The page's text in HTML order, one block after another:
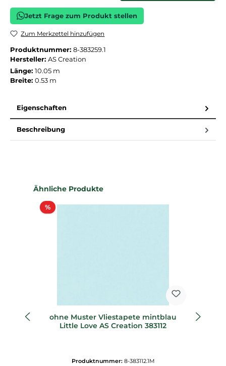
Jetzt Frage zum Produkt stellen
Zum Merkzettel hinzufügen
Produktnummer: 8-383259.1
Hersteller: AS Creation
Länge: 10.05 m
Breite: 0.53 m
Eigenschaften
Beschreibung
Produktgalerie überspringen
Ähnliche Produkte
%Rabatt
ohne Muster Vliestapete mintblau
Little Love AS Creation 383112
Produktnummer: 8-383112.1M